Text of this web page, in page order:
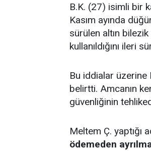
B.K. (27) isimli bir
Kasım ayında
sürülen altın
kullanıldığını ileri
Bu iddialar üzerine
belirtti. Amcanın
güvenliğinin
Meltem Ç. yaptığı
ödemeden